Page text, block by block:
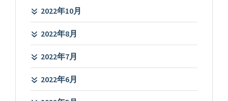
2022年10月
2022年8月
2022年7月
2022年6月